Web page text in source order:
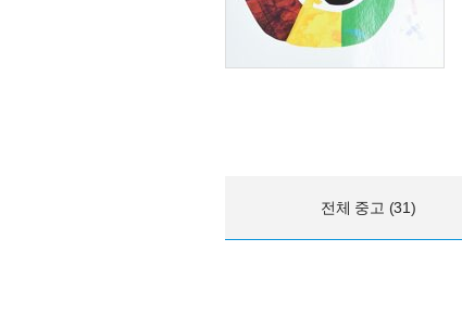
전체 중고 (31)